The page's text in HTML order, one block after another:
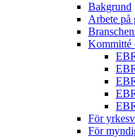
Bakgrund
Arbete på
Kommitté
För
För